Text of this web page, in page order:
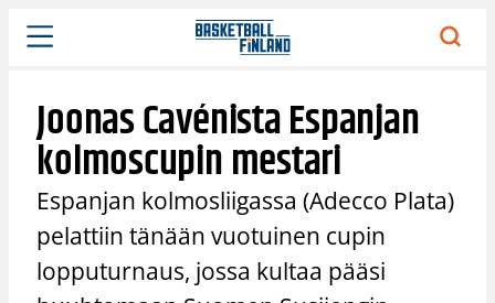
Siirry
sisältöön
Joonas Cavénista Espanjan
kolmoscupin mestari
Espanjan kolmosliigassa (Adecco Plata)
pelattiin tänään vuotuinen cupin
lopputurnaus, jossa kultaa pääsi